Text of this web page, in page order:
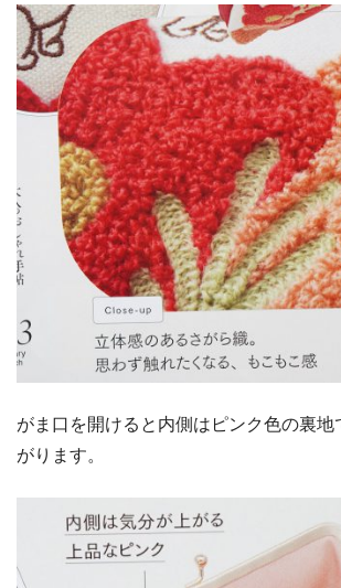
がま口を開けると内側はピンク色の裏地
がります。